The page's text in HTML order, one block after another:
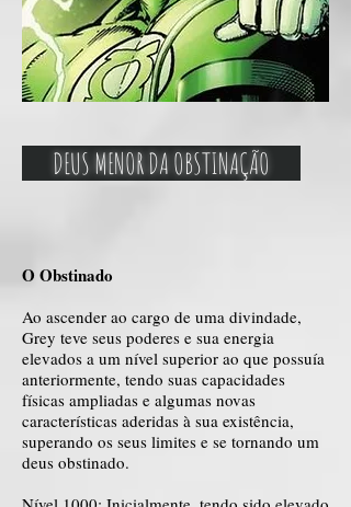
DEUS MENOR DA OBSTINAÇÃO
O Obstinado
Ao ascender ao cargo de uma divindade,
Grey teve seus poderes e sua energia
elevados a um nível superior ao que possuía
anteriormente, tendo suas capacidades
físicas ampliadas e algumas novas
características aderidas à sua existência,
superando os seus limites e se tornando um
deus obstinado.